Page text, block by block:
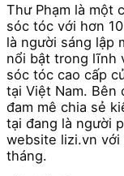
Thư Phạm là một
sóc tóc với hơn
là người sáng lập
nổi bật trong lĩnh
sóc tóc cao cấp
tại Việt Nam. Bên
đam mê chia sẻ
tại đang là người
website lizi.vn với
tháng.